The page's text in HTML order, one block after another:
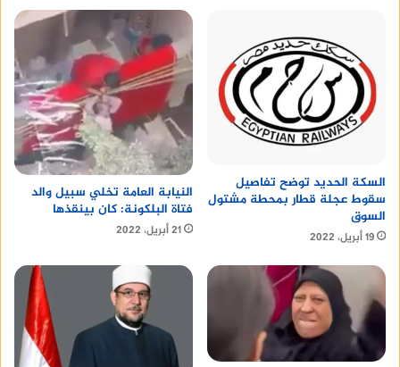
السكة الحديد توضح تفاصيل
سقوط عجلة قطار بمحطة مشتول
السوق
19 أبريل، 2022
النيابة العامة تخلي سبيل والد
فتاة البلكونة: كان بينقذها
21 أبريل، 2022